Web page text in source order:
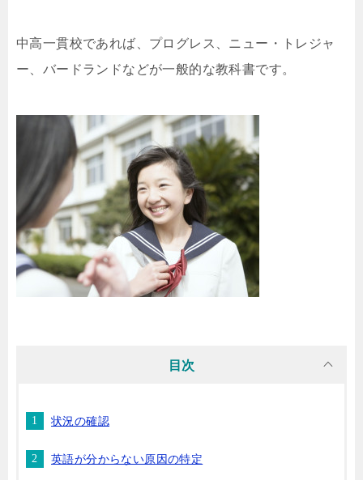
中高一貫校であれば、プログレス、ニュー・トレジャ
ー、バードランドなどが一般的な教科書です。
目次
状況の確認
英語が分からない原因の特定